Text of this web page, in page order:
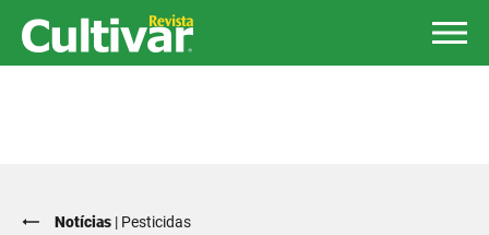
Notícias | Pesticidas